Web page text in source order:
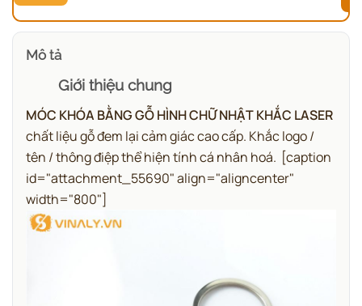
Mô tả
Giới thiệu chung
MÓC KHÓA BẰNG GỖ HÌNH CHỮ NHẬT KHẮC LASER
chất liệu gỗ đem lại cảm giác cao cấp. Khắc logo /
tên / thông điệp thể hiện tính cá nhân hoá. [caption
id="attachment_55690" align="aligncenter"
width="800"]